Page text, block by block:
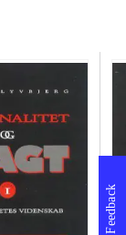
Feedback